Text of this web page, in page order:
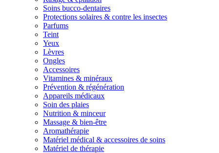
Soins bucco-dentaires
Protections solaires & contre les insectes
Parfums
Teint
Yeux
Lèvres
Ongles
Accessoires
Vitamines & minéraux
Prévention & régénération
Appareils médicaux
Soin des plaies
Nutrition & minceur
Massage & bien-être
Aromathérapie
Matériel médical & accessoires de soins
Matériel de thérapie